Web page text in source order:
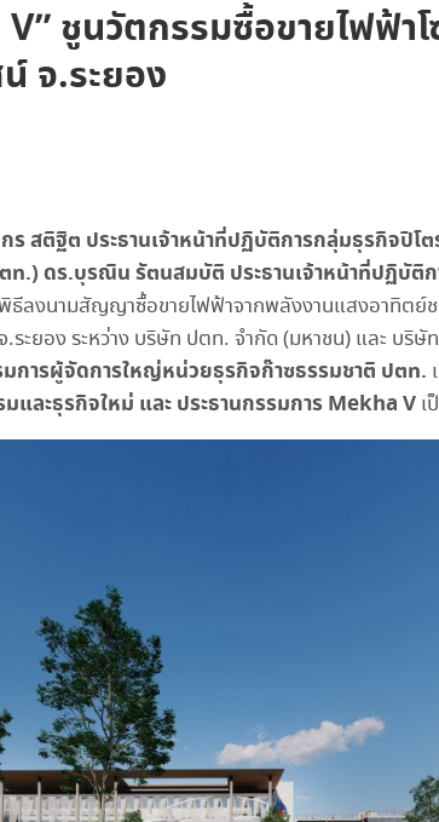
ชูนวัตกรรมซื้อขายไฟฟ้า
จ.ระยอง
ร สติฐิต ประธานเจ้าหน้าที่ปฏิบัติการกลุ่มธุรกิจปิโ
.) ดร.บุรณิน รัตนสมบัติ ประธานเจ้าหน้าที่ปฏิบัติก
พิธีลงนามสัญญาซื้อขายไฟฟ้าจากพลังงานแสงอาทิตย์
ยอง ระหว่าง บริษัท ปตท. จำกัด (มหาชน) และ บริษั
การผู้จัดการใหญ่หน่วยธุรกิจก๊าซธรรมชาติ ปตท.
ละธุรกิจใหม่ และ ประธานกรรมการ Mekha V เ